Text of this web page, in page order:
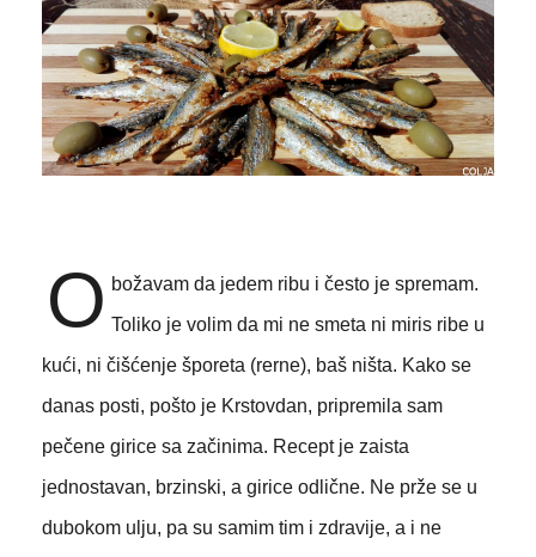
O božavam da jedem ribu i često je spremam.
Toliko je volim da mi ne smeta ni miris ribe u
kući, ni čišćenje šporeta (rerne), baš ništa. Kako se
danas posti, pošto je Krstovdan, pripremila sam
pečene girice sa začinima. Recept je zaista
jednostavan, brzinski, a girice odlične. Ne prže se u
dubokom ulju, pa su samim tim i zdravije, a i ne